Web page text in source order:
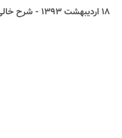
۱۸ اردیبهشت ۱۳۹۳ - شرح خالی شدن از خویش